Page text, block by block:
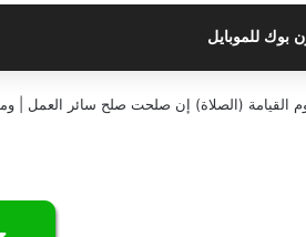
بوك للموبايل
القيامة (الصلاة) إن صلحت صلح سائر العمل